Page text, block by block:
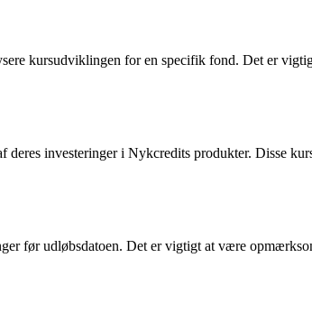
kursudviklingen for en specifik fond. Det er
investeringer i Nykcredits produkter. Disse
før udløbsdatoen. Det er vigtigt at være